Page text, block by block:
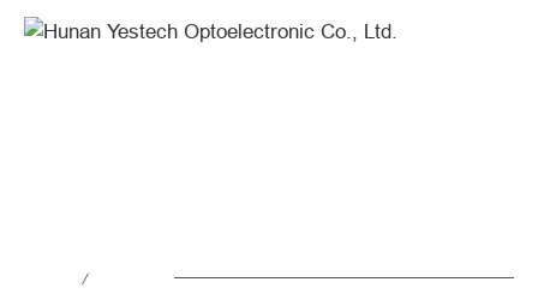
YES
/2024.06.22